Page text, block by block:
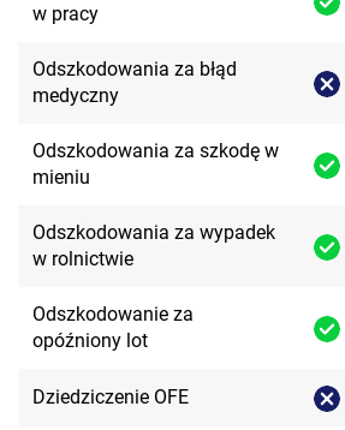
w pracy
Odszkodowania za błąd
medyczny
Odszkodowania za szkodę w
mieniu
Odszkodowania za wypadek
w rolnictwie
Odszkodowanie za
opóźniony lot
Dziedziczenie OFE